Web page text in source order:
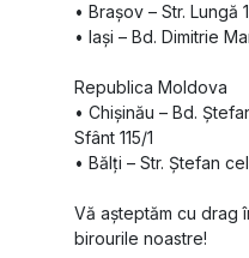
•⁠ ⁠Brașov – Str. Lungă
•⁠ ⁠Iași – Bd. Dimitrie
Republica Moldova
•⁠ ⁠Chișinău – Bd.
Sfânt 115/1
•⁠ ⁠Bălți – Str. Ștefan
Vă așteptăm cu drag
birourile noastre!